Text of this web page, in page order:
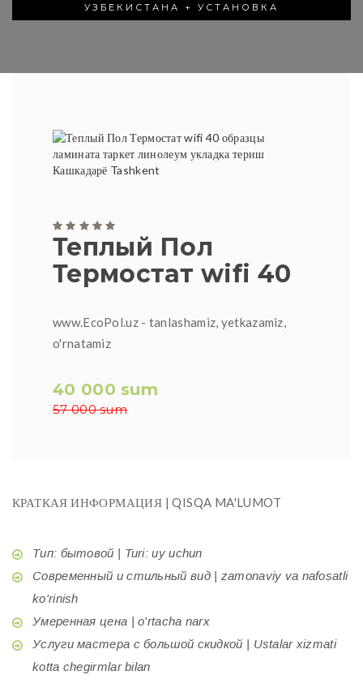
УЗБЕКИСТАНА + УСТАНОВКА
Теплый Пол
Термостат wifi 40
www.EcoPol.uz - tanlashamiz, yetkazamiz,
o'rnatamiz
40 000 sum
57 000 sum
КРАТКАЯ ИНФОРМАЦИЯ | QISQA MA'LUMOT
Тип: бытовой | Turi: uy uchun
Современный и стильный вид | zamonaviy va nafosatli
ko'rinish
Умеренная цена | o'rtacha narx
Услуги мастера с большой скидкой | Ustalar xizmati
kotta chegirmlar bilan